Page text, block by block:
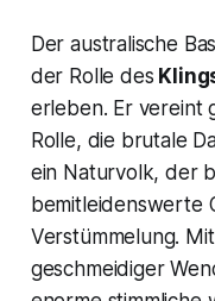
Der australische
der Rolle des
erleben. Er vereint
Rolle, die brutale
ein Naturvolk, der
bemitleidenswerte
Verstümmelung.
geschmeidiger